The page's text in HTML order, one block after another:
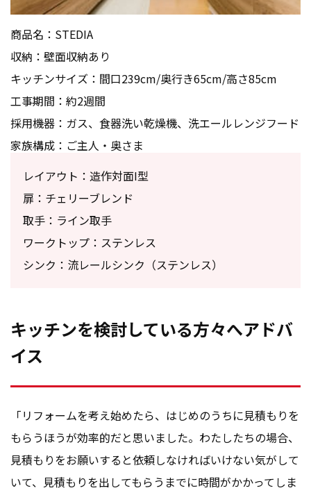
商品名：STEDIA
収納：壁面収納あり
キッチンサイズ：間口239cm/奥行き65cm/高さ85cm
工事期間：約2週間
採用機器：ガス、食器洗い乾燥機、洗エールレンジフード
家族構成：ご主人・奥さま
レイアウト：造作対面I型
扉：チェリーブレンド
取手：ライン取手
ワークトップ：ステンレス
シンク：流レールシンク（ステンレス）
キッチンを検討している方々へアドバ
イス
「リフォームを考え始めたら、はじめのうちに見積もりを
もらうほうが効率的だと思いました。わたしたちの場合、
見積もりをお願いすると依頼しなければいけない気がして
いて、見積もりを出してもらうまでに時間がかかってしま